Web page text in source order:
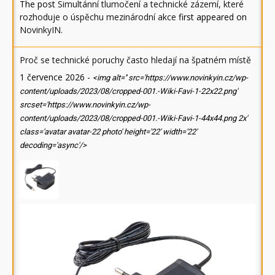
The post Simultánní tlumočení a technické zázemí, které
rozhoduje o úspěchu mezinárodní akce first appeared on
NovinkyIN.
Proč se technické poruchy často hledají na špatném místě
1 července 2026 - <img alt='' src='https://www.novinkyin.cz/wp-
content/uploads/2023/08/cropped-001.-Wiki-Favi-1-22x22.png'
srcset='https://www.novinkyin.cz/wp-
content/uploads/2023/08/cropped-001.-Wiki-Favi-1-44x44.png 2x'
class='avatar avatar-22 photo' height='22' width='22'
decoding='async'/>